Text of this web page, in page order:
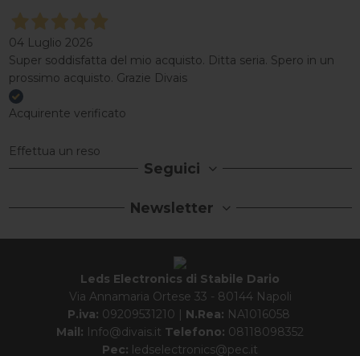
04 Luglio 2026
Super soddisfatta del mio acquisto. Ditta seria. Spero in un
prossimo acquisto. Grazie Divais
Acquirente verificato
Effettua un reso
Seguici
Newsletter
Leds Electronics di Stabile Dario
Via Annamaria Ortese 33 - 80144 Napoli
P.iva: 09209531210 | N.Rea: NA1016058
Mail: Info@divais.it Telefono: 08118098352
Pec: ledselectronics@pec.it